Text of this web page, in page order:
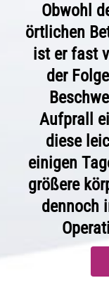
Obwohl
örtlichen
ist er fast
der
Aufprall
diese
einigen
größere
dennoch